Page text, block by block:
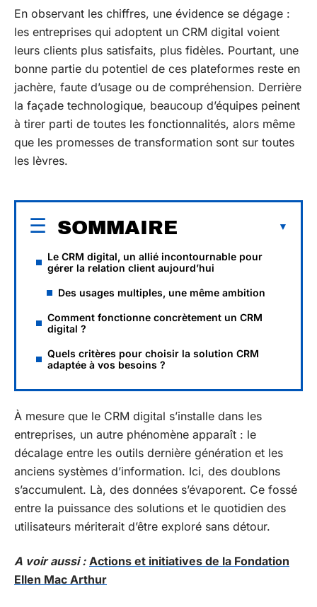
En observant les chiffres, une évidence se dégage :
les entreprises qui adoptent un CRM digital voient
leurs clients plus satisfaits, plus fidèles. Pourtant, une
bonne partie du potentiel de ces plateformes reste en
jachère, faute d’usage ou de compréhension. Derrière
la façade technologique, beaucoup d’équipes peinent
à tirer parti de toutes les fonctionnalités, alors même
que les promesses de transformation sont sur toutes
les lèvres.
SOMMAIRE
Le CRM digital, un allié incontournable pour
gérer la relation client aujourd’hui
Des usages multiples, une même ambition
Comment fonctionne concrètement un CRM
digital ?
Quels critères pour choisir la solution CRM
adaptée à vos besoins ?
À mesure que le CRM digital s’installe dans les
entreprises, un autre phénomène apparaît : le
décalage entre les outils dernière génération et les
anciens systèmes d’information. Ici, des doublons
s’accumulent. Là, des données s’évaporent. Ce fossé
entre la puissance des solutions et le quotidien des
utilisateurs mériterait d’être exploré sans détour.
A voir aussi : Actions et initiatives de la Fondation
Ellen Mac Arthur